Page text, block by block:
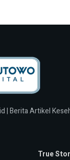
| Berita Artikel
True